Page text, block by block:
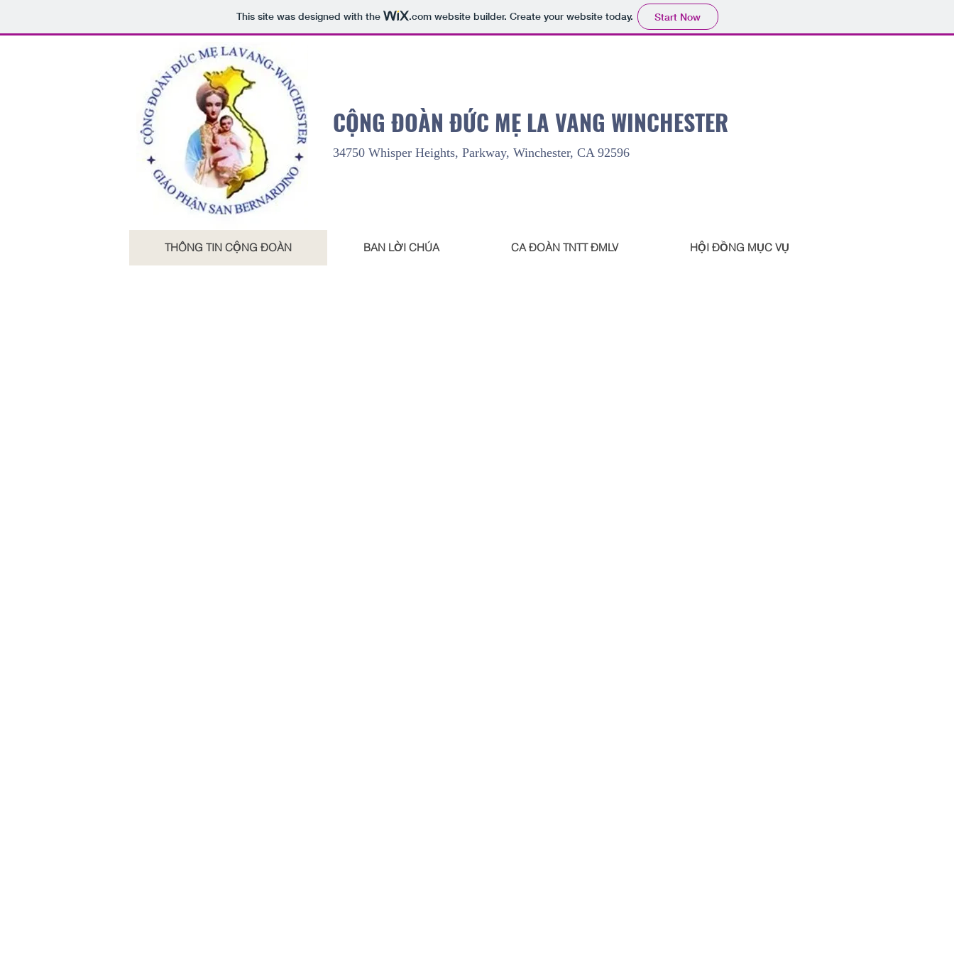
This site was designed with the .comwebsite builder. Create your website today. Start Now
CỘNG ĐOÀN ĐỨC MẸ LA VANG WINCHESTER
34750 Whisper Heights, Parkway, Winchester, CA 92596
THÔNG TIN CỘNG ĐOÀN BAN LỜI CHÚA CA ĐOÀN TNTT ĐMLV HỘI ĐỒNG MỤC VỤ